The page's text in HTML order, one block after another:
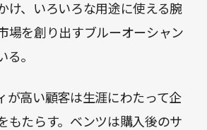
け、いろいろな用途に使える腕
場を創り出すブルーオーシャン
。
が高い顧客は生涯にわたって企
もたらす。ベンツは購入後のサ